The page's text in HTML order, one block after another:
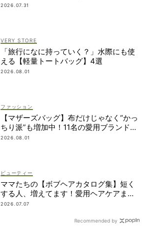
2026.07.31
VERY STORE
「旅行になに持っていく？」水際にも使
える【軽量トートバッグ】4選
2026.08.01
ファッション
【マザーズバッグ】布だけじゃなく“かっ
ちり派”も増加中！11名の愛用ブランド
は？
2026.08.01
ビューティー
ママたちの【ボブヘアカタログ集】短く
する人、増えてます！愛用ヘアケアまで
全部見せ
2026.07.07
Recommended by